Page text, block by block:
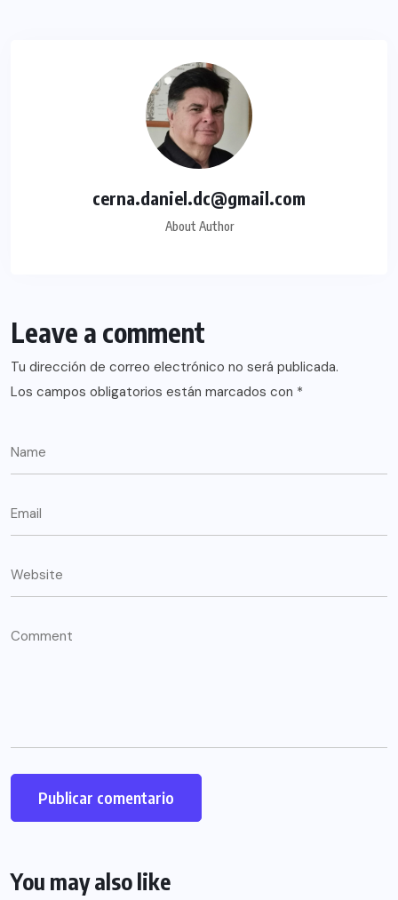
cerna.daniel.dc@gmail.com
About Author
Leave a comment
Tu dirección de correo electrónico no será publicada.
Los campos obligatorios están marcados con *
You may also like